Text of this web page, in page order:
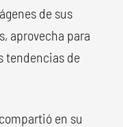
de sus
aprovecha para
tendencias de
en su